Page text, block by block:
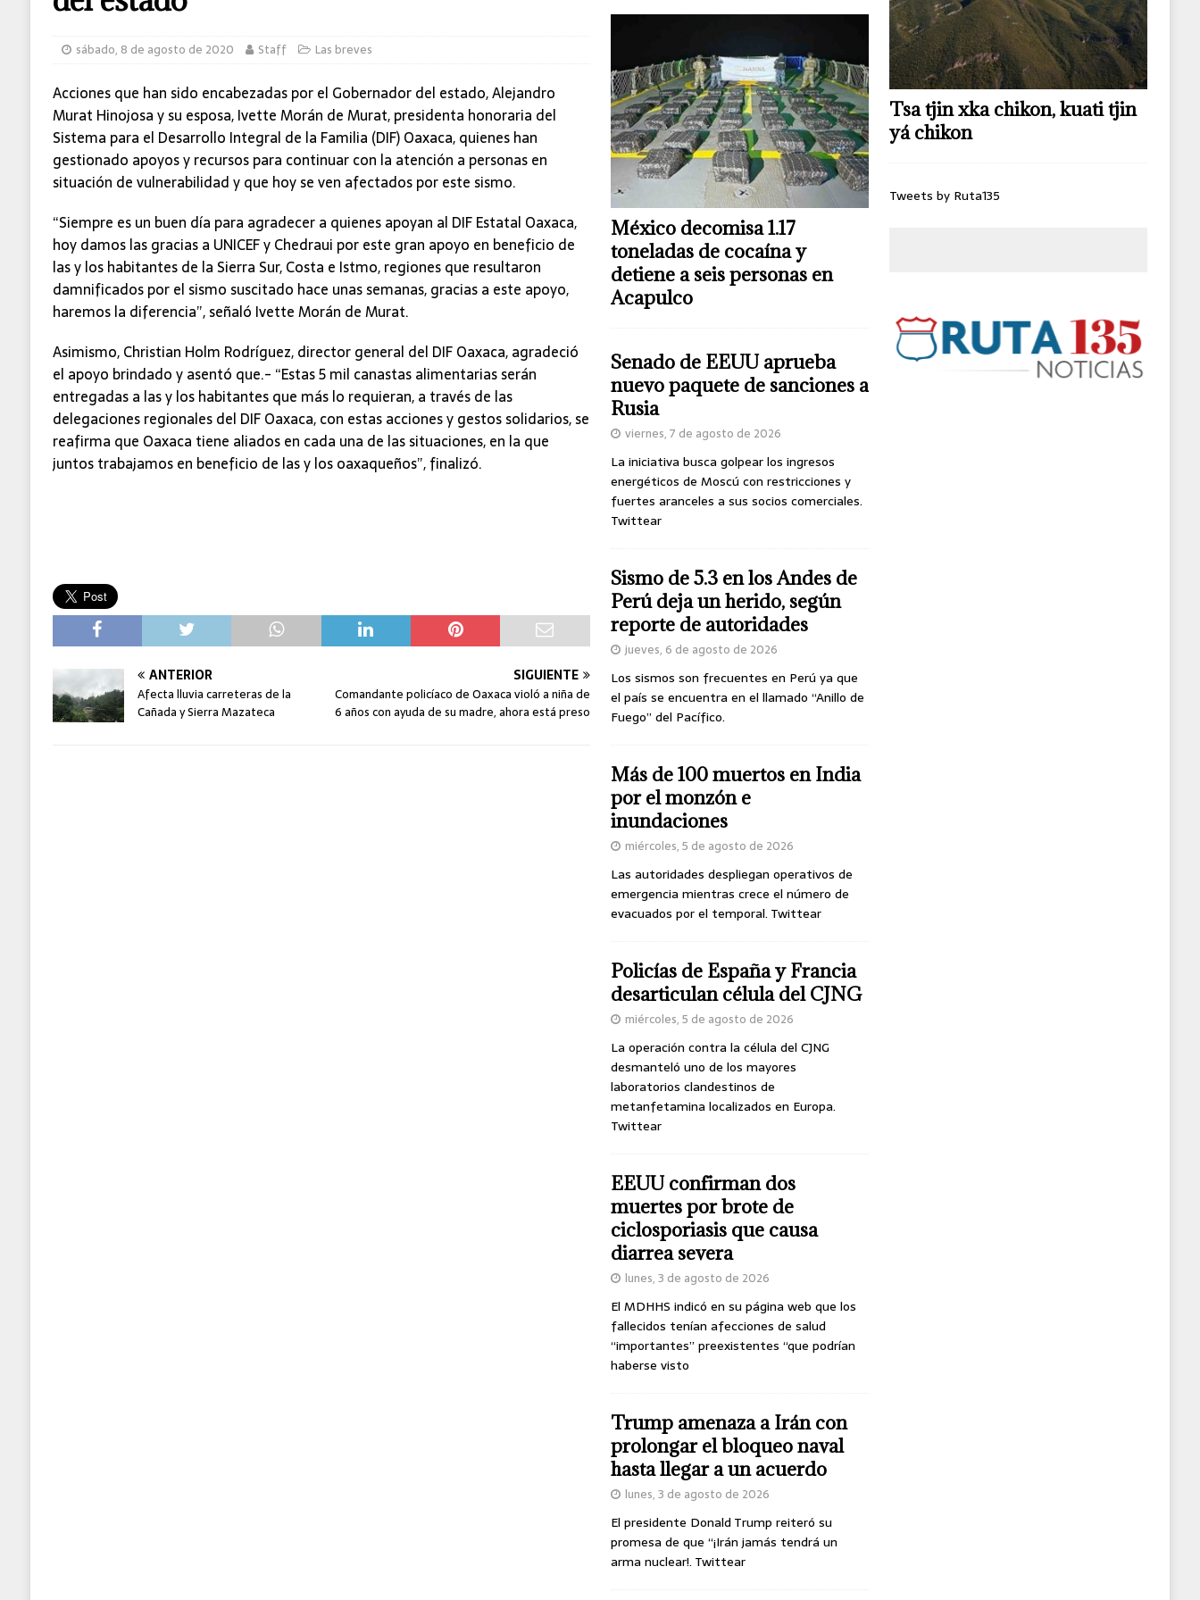
sábado, 8 de agosto de 2020 Staff Las breves
Acciones que han sido encabezadas por el Gobernador del estado, Alejandro
Murat Hinojosa y su esposa, Ivette Morán de Murat, presidenta honoraria del
Sistema para el Desarrollo Integral de la Familia (DIF) Oaxaca, quienes han
gestionado apoyos y recursos para continuar con la atención a personas en
situación de vulnerabilidad y que hoy se ven afectados por este sismo.
“Siempre es un buen día para agradecer a quienes apoyan al DIF Estatal Oaxaca,
hoy damos las gracias a UNICEF y Chedraui por este gran apoyo en beneficio de
las y los habitantes de la Sierra Sur, Costa e Istmo, regiones que resultaron
damnificados por el sismo suscitado hace unas semanas, gracias a este apoyo,
haremos la diferencia”, señaló Ivette Morán de Murat.
Asimismo, Christian Holm Rodríguez, director general del DIF Oaxaca, agradeció
el apoyo brindado y asentó que.- “Estas 5 mil canastas alimentarias serán
entregadas a las y los habitantes que más lo requieran, a través de las
delegaciones regionales del DIF Oaxaca, con estas acciones y gestos solidarios, se
reafirma que Oaxaca tiene aliados en cada una de las situaciones, en la que
juntos trabajamos en beneficio de las y los oaxaqueños”, finalizó.
ANTERIOR
Afecta lluvia carreteras de la
Cañada y Sierra Mazateca
SIGUIENTE
Comandante policíaco de Oaxaca violó a niña de
6 años con ayuda de su madre, ahora está preso
México decomisa 1.17
toneladas de cocaína y
detiene a seis personas en
Acapulco
Senado de EEUU aprueba
nuevo paquete de sanciones a
Rusia
viernes, 7 de agosto de 2026
La iniciativa busca golpear los ingresos
energéticos de Moscú con restricciones y
fuertes aranceles a sus socios comerciales.
Twittear
Sismo de 5.3 en los Andes de
Perú deja un herido, según
reporte de autoridades
jueves, 6 de agosto de 2026
Los sismos son frecuentes en Perú ya que
el país se encuentra en el llamado “Anillo de
Fuego” del Pacífico.
Más de 100 muertos en India
por el monzón e
inundaciones
miércoles, 5 de agosto de 2026
Las autoridades despliegan operativos de
emergencia mientras crece el número de
evacuados por el temporal. Twittear
Policías de España y Francia
desarticulan célula del CJNG
miércoles, 5 de agosto de 2026
La operación contra la célula del CJNG
desmanteló uno de los mayores
laboratorios clandestinos de
metanfetamina localizados en Europa.
Twittear
EEUU confirman dos
muertes por brote de
ciclosporiasis que causa
diarrea severa
lunes, 3 de agosto de 2026
El MDHHS indicó en su página web que los
fallecidos tenían afecciones de salud
“importantes” preexistentes “que podrían
haberse visto
Trump amenaza a Irán con
prolongar el bloqueo naval
hasta llegar a un acuerdo
lunes, 3 de agosto de 2026
El presidente Donald Trump reiteró su
promesa de que “¡Irán jamás tendrá un
arma nuclear!. Twittear
Tsa tjin xka chikon, kuati tjin
yá chikon
Tweets by Ruta135